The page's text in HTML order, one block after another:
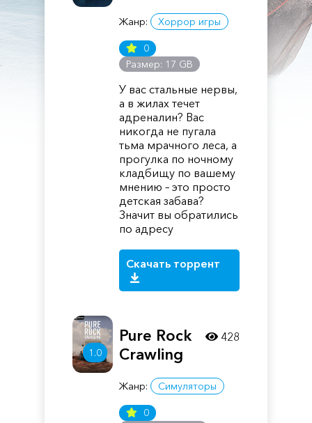
Жанр: Хоррор игры
0
Размер: 17 GB
У вас стальные нервы,
а в жилах течет
адреналин? Вас
никогда не пугала
тьма мрачного леса, а
прогулка по ночному
кладбищу по вашему
мнению – это просто
детская забава?
Значит вы обратились
по адресу
Скачать торрент
1.0
Pure Rock
Crawling
Жанр: Симуляторы
0
428